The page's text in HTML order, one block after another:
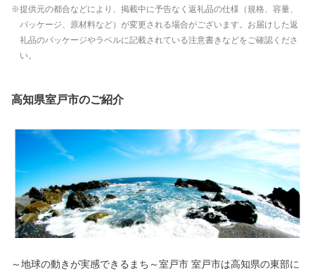
提供元の都合などにより、掲載中に予告なく返礼品の仕様（規格、容量、
パッケージ、原材料など）が変更される場合がございます。お届けした返
礼品のパッケージやラベルに記載されている注意書きなどをご確認くださ
い。
高知県室戸市のご紹介
～地球の動きが実感できるまち～室戸市 室戸市は高知県の東部に